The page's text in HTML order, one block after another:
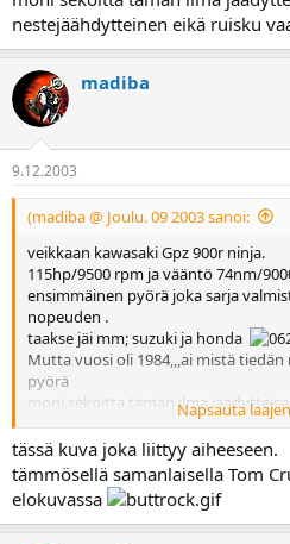
nestejäähdytteinen eikä ruisku
madiba
9.12.2003
(madiba @ Joulu. 09 2003 sanoi:
veikkaan kawasaki Gpz 900r ninja.
115hp/9500 rpm ja vääntö 74nm/
ensimmäinen pyörä joka sarja
nopeuden .
taakse jäi mm; suzuki ja honda
Mutta vuosi oli 1984,,,ai mistä
pyörä
moni sekoitta tämän ilma
nestejäähdytteinen eikä ruisku vaan
Napsauta
tässä kuva joka liittyy aiheeseen.
tämmösellä samanlaisella Tom
elokuvassa